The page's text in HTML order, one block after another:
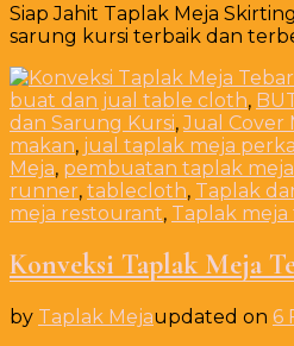
Siap Jahit Taplak Meja
sarung kursi terbaik dan
buat dan jual table cloth,
dan Sarung Kursi,Jual Cover
makan, jual taplak meja
Meja, pembuatan taplak meja
runner, tablecloth, Taplak
meja restourant, Taplak meja
Konveksi Taplak Meja
by Taplak Mejaupdated on 6